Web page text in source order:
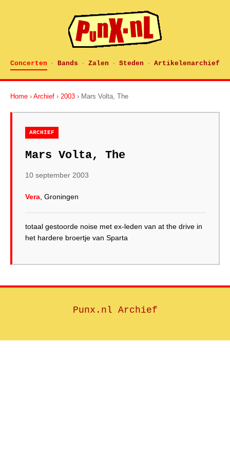
Concerten · Bands · Zalen · Steden · Artikelenarchief
Home › Archief › 2003 › Mars Volta, The
ARCHIEF
Mars Volta, The
10 september 2003
Vera , Groningen
totaal gestoorde noise met ex-leden van at the drive in
het hardere broertje van Sparta
Punx.nl Archief